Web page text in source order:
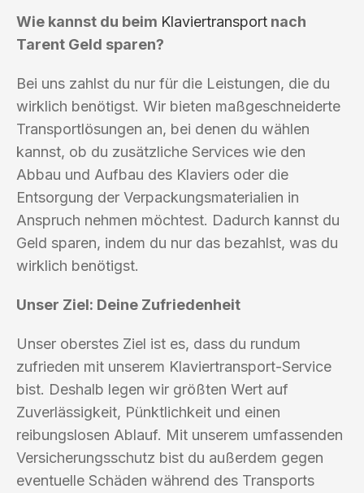
Wie kannst du beim Klaviertransport nach
Tarent Geld sparen?
Bei uns zahlst du nur für die Leistungen, die du
wirklich benötigst. Wir bieten maßgeschneiderte
Transportlösungen an, bei denen du wählen
kannst, ob du zusätzliche Services wie den
Abbau und Aufbau des Klaviers oder die
Entsorgung der Verpackungsmaterialien in
Anspruch nehmen möchtest. Dadurch kannst du
Geld sparen, indem du nur das bezahlst, was du
wirklich benötigst.
Unser Ziel: Deine Zufriedenheit
Unser oberstes Ziel ist es, dass du rundum
zufrieden mit unserem Klaviertransport-Service
bist. Deshalb legen wir größten Wert auf
Zuverlässigkeit, Pünktlichkeit und einen
reibungslosen Ablauf. Mit unserem umfassenden
Versicherungsschutz bist du außerdem gegen
eventuelle Schäden während des Transports